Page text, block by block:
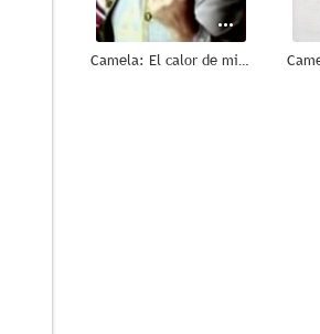
Camela: El calor de mi cuerpo